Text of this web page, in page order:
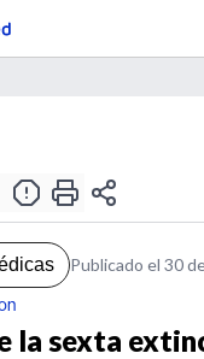
Publicado el 30
la sexta